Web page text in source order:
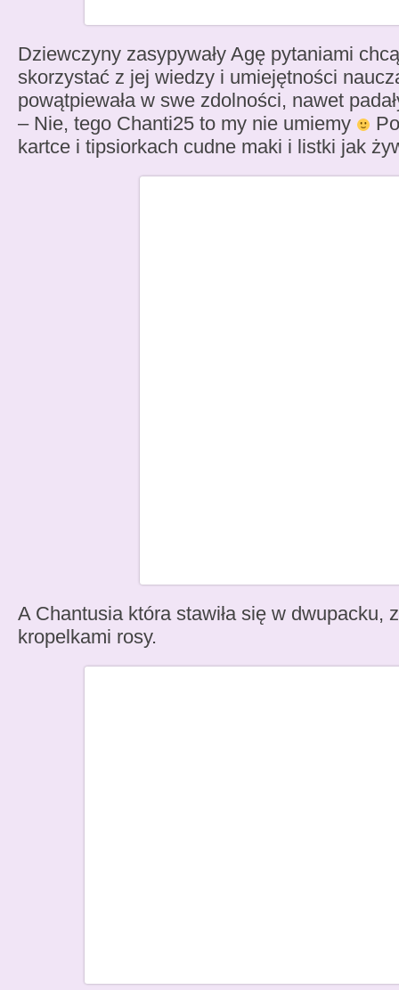
Dziewczyny zasypywały Agę pytaniami
skorzystać z jej wiedzy i umiejętności
powątpiewała w swe zdolności, nawet
– Nie, tego Chanti25 to my nie umiemy
kartce i tipsiorkach cudne maki i listki jak
A Chantusia która stawiła się w dwupacku,
kropelkami rosy.